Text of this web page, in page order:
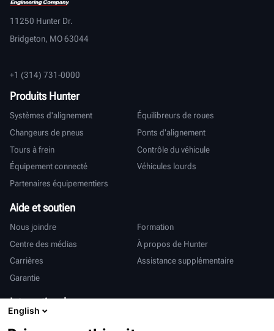
11250 Hunter Dr.
Bridgeton, MO 63044
+1 (314) 731-0000
Produits Hunter
Systèmes d'alignement
Équilibreurs de roues
Changeurs de pneus
Ponts d'alignement
Tours à frein
Contrôle du véhicule
Équipement connecté
Véhicules lourds
Partenaires équipementiers
Aide et soutien
Nous joindre
Formation
Centre des médias
À propos de Hunter
Carrières
Assistance supplémentaire
Garantie
International
English